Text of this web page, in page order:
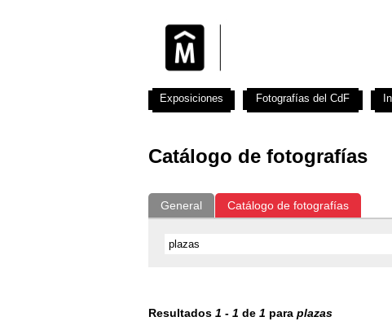
Catálogo de fotografías
General Catálogo de fotografías
Resultados 1 - 1 de 1 para plazas
Exposiciones Fotografías del CdF